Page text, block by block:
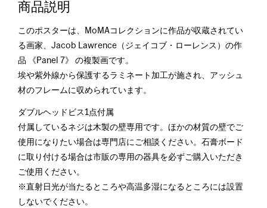
商品説明
このポスターは、MoMAコレクションに作品が収蔵されてい
る画家、Jacob Lawrence（ジェイコブ・ローレンス）の作
品 《Panel 7》 の複製画です。
埃や紫外線から保護するラミネート加工が施され、アッシュ
材のフレームに収められています。
ダブルヘッドビス1点付属
付属しているネジは木製の壁専用です。ほかの材質の壁でご
使用になりたい場合は専門店にご相談ください。石膏ボード
に取り付ける場合は市販の専用の器具を必ずご購入いただき
ご使用ください。
※直射日光が当たるところや高温多湿になるところには設置
しないでください。